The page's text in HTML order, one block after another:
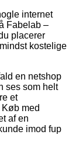
internet
Fabelab –
placerer
kostelige
en netshop
ses som helt
et
med
af en
imod fup